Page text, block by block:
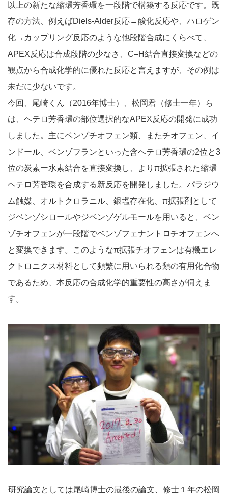
以上の新たな縮環芳香環を一段階で構築する反応です。既
存の方法、例えばDiels-Alder反応→酸化反応や、ハロゲン
化→カップリング反応のような他段階合成にくらべて、
APEX反応は合成段階の少なさ、C–H結合直接変換などの
観点から合成化学的に優れた反応と言えますが、その例は
未だに少ないです。
今回、尾崎くん（2016年博士）、松岡君（修士一年）ら
は、ヘテロ芳香環の部位選択的なAPEX反応の開発に成功
しました。主にベンゾチオフェン類、またチオフェン、イ
ンドール、ベンゾフランといった含ヘテロ芳香環の2位と3
位の炭素ー水素結合を直接変換し、よりπ拡張された縮環
ヘテロ芳香環を合成する新反応を開発しました。パラジウ
ム触媒、オルトクロラニル、銀塩存在化、π拡張剤として
ジベンゾシロールやジベンゾゲルモールを用いると、ベン
ゾチオフェンが一段階でベンゾフェナントロチオフェンへ
と変換できます。このようなπ拡張チオフェンは有機エレ
クトロニクス材料として頻繁に用いられる類の有用化合物
であるため、本反応の合成化学的重要性の高さが伺えま
す。
研究論文としては尾崎博士の最後の論文、修士１年の松岡